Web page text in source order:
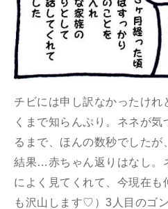
チビには申し訳なかったけれ
くまで知らんぷり。ネネが
るまで、ほんの数秒でしたが
結果…赤ちゃん返りはなし。
によく見てくれて、今現在も
も沢山します♡）3人目のゴ